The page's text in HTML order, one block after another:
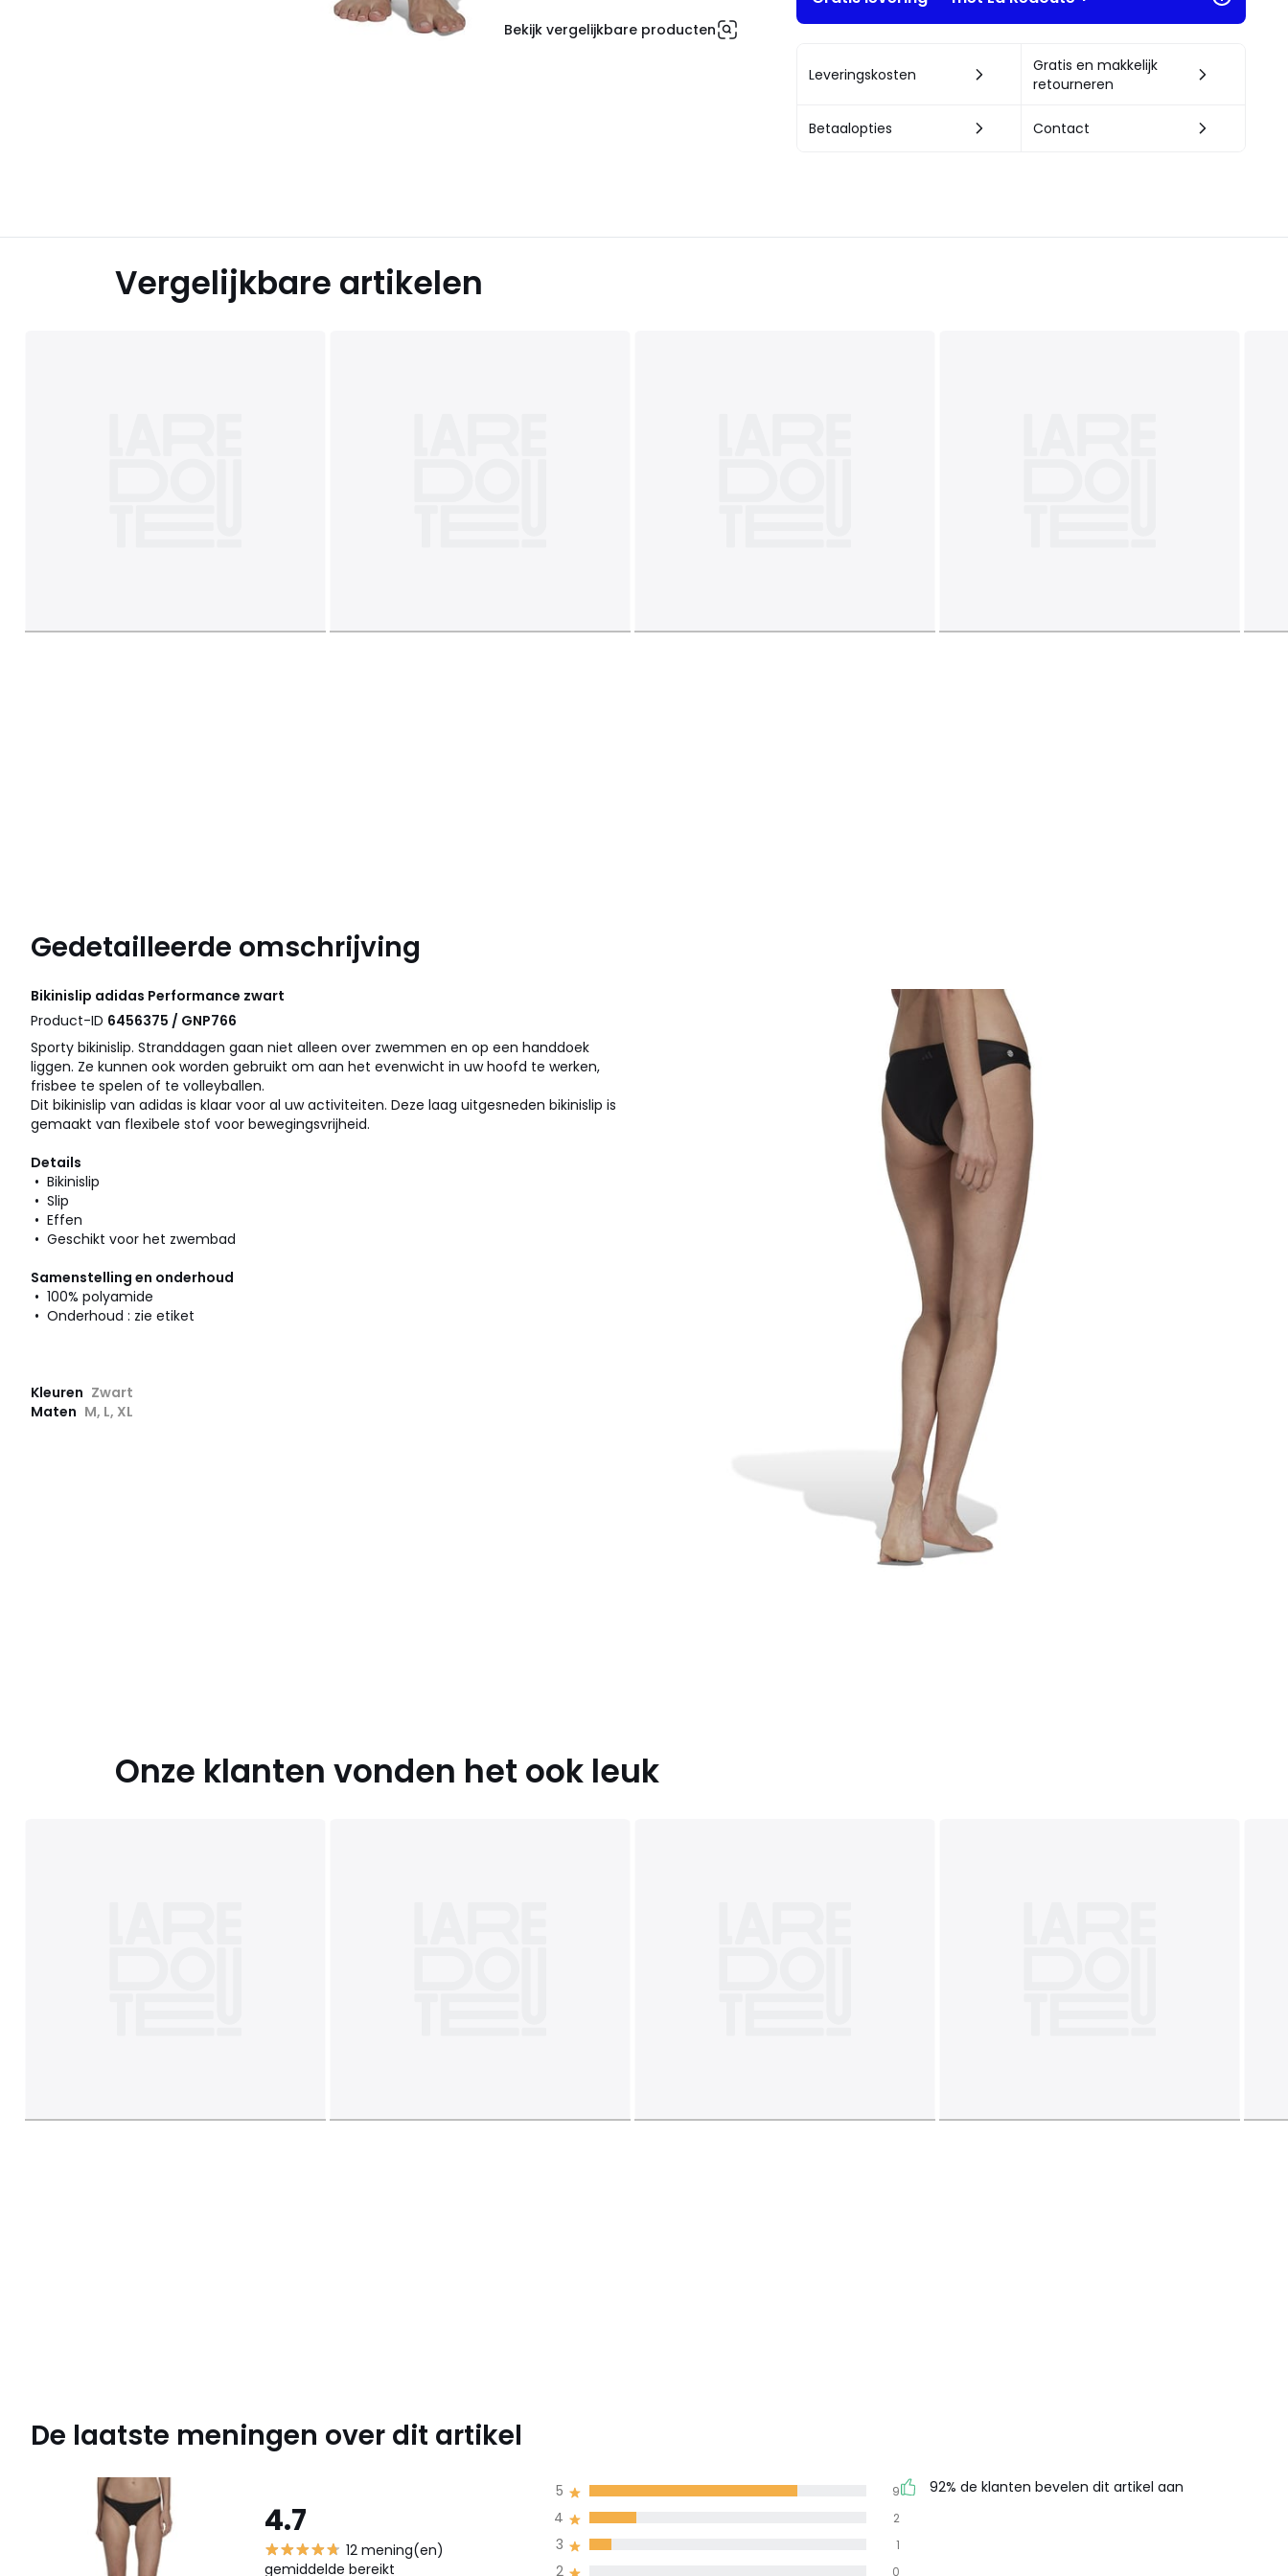
Bekijk vergelijkbare producten
Leveringskosten
Gratis en makkelijk
retourneren
Betaalopties Contact
Vergelijkbare artikelen
Gedetailleerde omschrijving
Bikinislip adidas Performance zwart
Product-ID 6456375 / GNP766
Sporty bikinislip. Stranddagen gaan niet alleen over zwemmen en op een handdoek
liggen. Ze kunnen ook worden gebruikt om aan het evenwicht in uw hoofd te werken,
frisbee te spelen of te volleyballen.
Dit bikinislip van adidas is klaar voor al uw activiteiten. Deze laag uitgesneden bikinislip is
gemaakt van flexibele stof voor bewegingsvrijheid.
Details
• Bikinislip
• Slip
• Effen
• Geschikt voor het zwembad
Samenstelling en onderhoud
• 100% polyamide
• Onderhoud : zie etiket
Kleuren Zwart
Maten M, L, XL
Onze klanten vonden het ook leuk
De laatste meningen over dit artikel
4.7
12 mening(en)
gemiddelde bereikt
2 0
3 1
4 2
5 9 92% de klanten bevelen dit artikel aan